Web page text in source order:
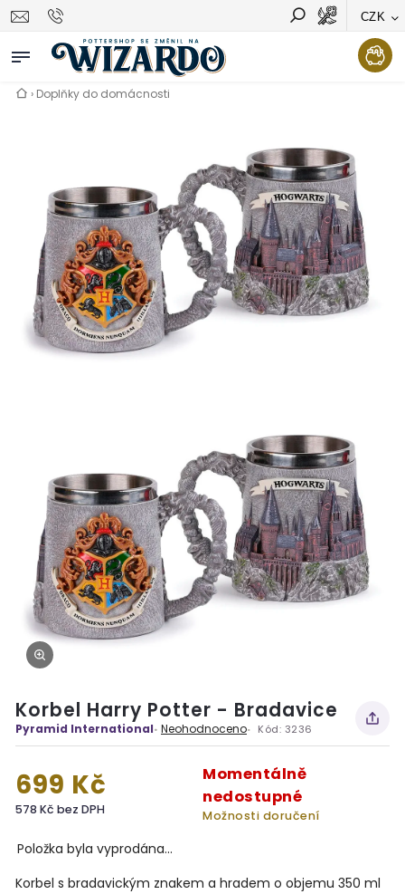
CZK
Vyhledávání Hledat
› Doplňky do domácnosti
Korbel Harry Potter - Bradavice
Pyramid International Neohodnoceno Kód: 3236
699 Kč
578 Kč bez DPH
Momentálně
nedostupné
Možnosti doručení
Položka byla vyprodána…
Korbel s bradavickým znakem a hradem o objemu 350 ml